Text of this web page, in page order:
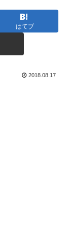
はてブ
2018.08.17